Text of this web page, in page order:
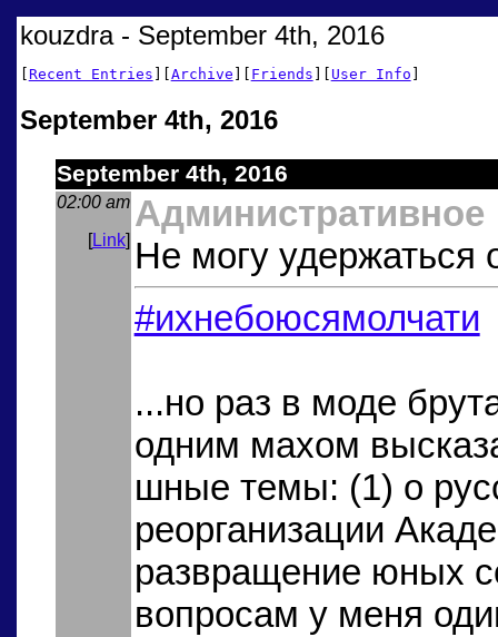
kouzdra - September 4th, 2016
[Recent Entries ][Archive ][ Friends ][ User Info ]
September 4th, 2016
September 4th, 2016
02:00 am
Link]
Административное
Не могу удержаться
#ихнебоюсямолчати
...но раз в моде
одним махом
шные темы: (1) о
реорганизации
развращение юных
вопросам у меня